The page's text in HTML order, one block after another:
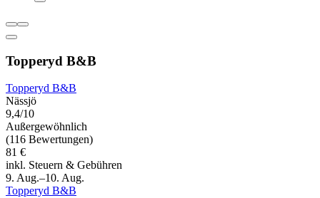
Topperyd B&B
Topperyd B&B
Nässjö
9,4/10
Außergewöhnlich
(116 Bewertungen)
81 €
inkl. Steuern & Gebühren
9. Aug.–10. Aug.
Topperyd B&B